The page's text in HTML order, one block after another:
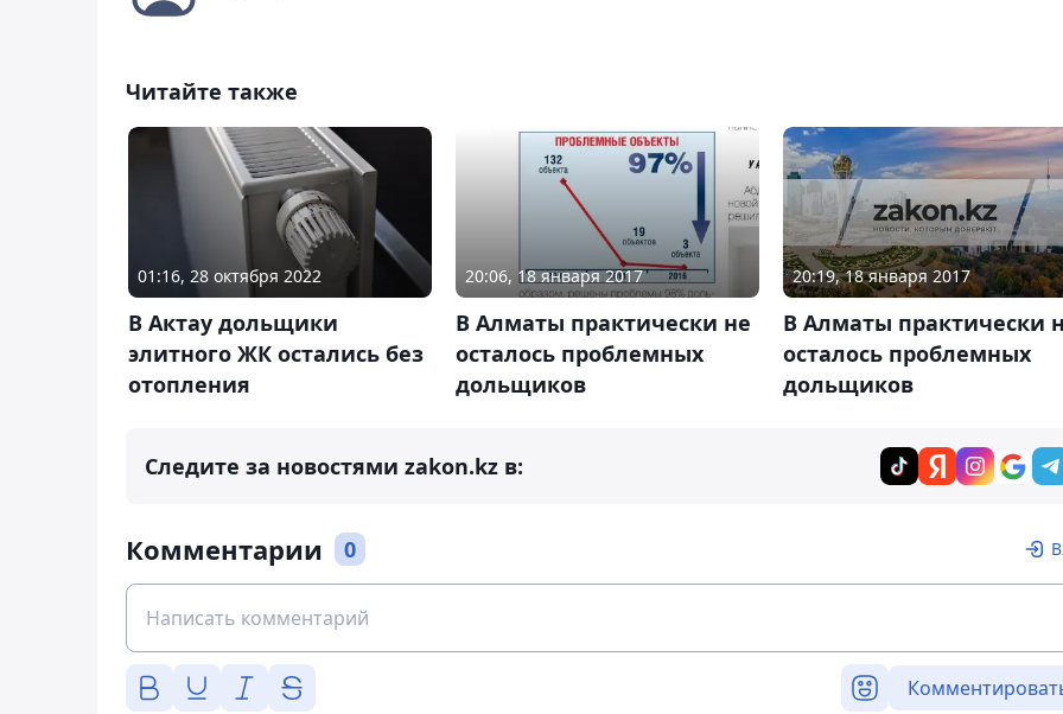
Читайте также
01:16, 28 октября 2022
В Актау дольщики
элитного ЖК остались без
отопления
20:06, 18 января 2017
В Алматы практически не
осталось проблемных
дольщиков
20:19, 18 января 2017
В Алматы практически
осталось проблемных
дольщиков
Следите за новостями zakon.kz в:
Комментарии 0